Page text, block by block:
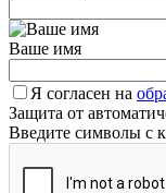
Ваше имя
Я согласен на
Защита от
Введите символы с